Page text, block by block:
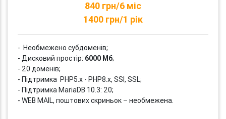
840 грн/6 міс
1400 грн/1 рік
- Необмежено субдоменів;
- Дисковий простір: 6000 Мб;
- 20 доменів;
- Підтримка PHP5.x - PHP8.x, SSI, SSL;
- Підтримка MariaDB 10.3: 20;
- WEB MAIL, поштових скриньок – необмежена.